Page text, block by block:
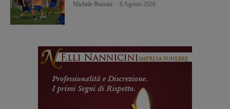
Michele Bossini 8 Agosto 2026